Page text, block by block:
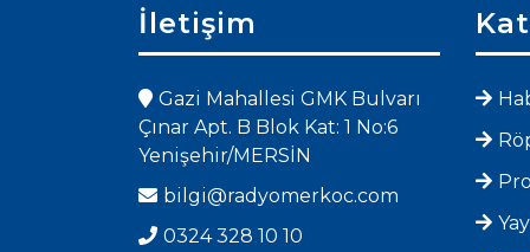
İletişim
Gazi Mahallesi GMK Bulvarı
Çınar Apt. B Blok Kat: 1 No:6
Yenişehir/MERSİN
bilgi@radyomerkoc.com
0324 328 10 10